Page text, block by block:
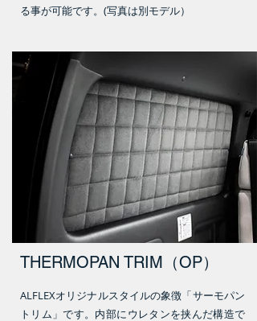
る事が可能です。(写真は別モデル）
THERMOPAN TRIM（OP）
ALFLEXオリジナルスタイルの象徴「サーモパン
トリム」です。内部にウレタンを挟んだ構造で